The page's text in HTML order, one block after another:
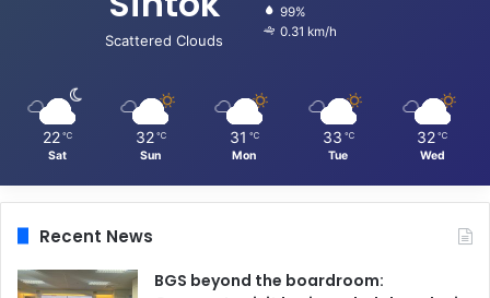
Scattered Clouds
99%
0.31 km/h
22 ℃
Sat
32 ℃
Sun
31 ℃
Mon
33 ℃
Tue
32 ℃
Wed
Recent News
BGS beyond the boardroom: